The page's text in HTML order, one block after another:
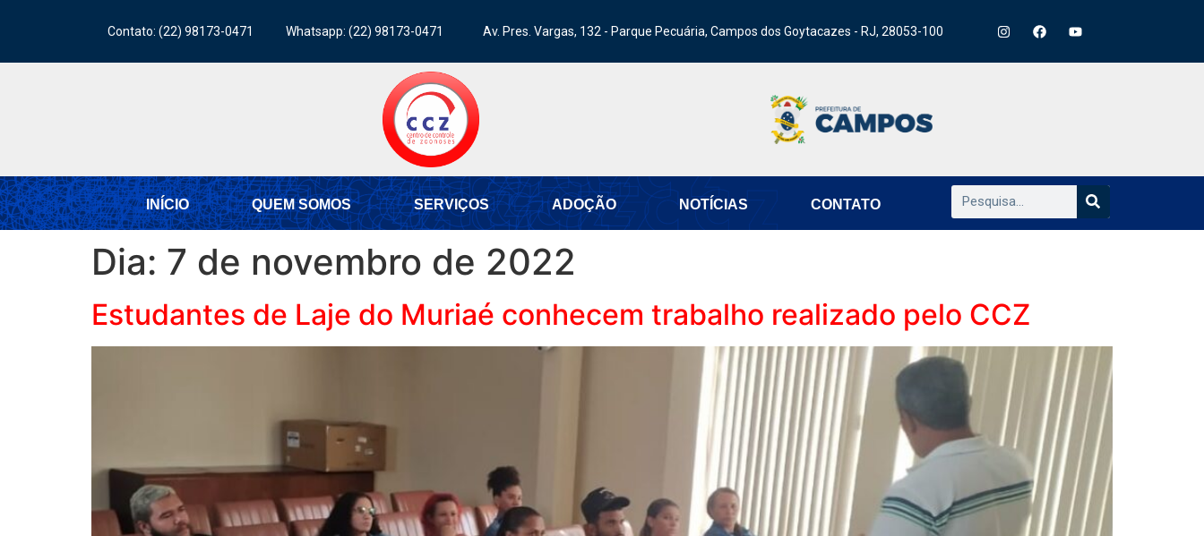
Contato: (22) 98173-0471 Whatsapp: (22) 98173-0471 Av. Pres. Vargas, 132 - Parque Pecuária, Campos dos Goytacazes - RJ, 28053-100
INÍCIO QUEM SOMOS SERVIÇOS ADOÇÃO NOTÍCIAS CONTATO
Dia: 7 de novembro de 2022
Estudantes de Laje do Muriaé conhecem trabalho realizado pelo CCZ